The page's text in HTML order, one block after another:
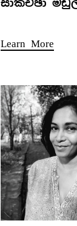
සාකච්ඡා
Learn More